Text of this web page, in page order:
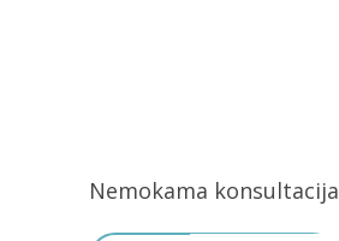
Nemokama konsultacija